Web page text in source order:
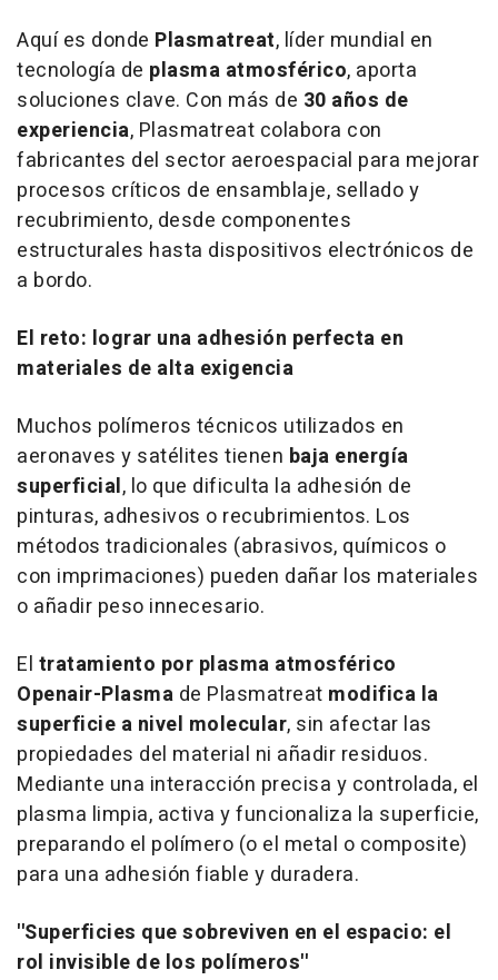
Aquí es donde Plasmatreat, líder mundial en
tecnología de plasma atmosférico, aporta
soluciones clave. Con más de 30 años de
experiencia, Plasmatreat colabora con
fabricantes del sector aeroespacial para mejorar
procesos críticos de ensamblaje, sellado y
recubrimiento, desde componentes
estructurales hasta dispositivos electrónicos de
a bordo.
El reto: lograr una adhesión perfecta en
materiales de alta exigencia
Muchos polímeros técnicos utilizados en
aeronaves y satélites tienen baja energía
superficial, lo que dificulta la adhesión de
pinturas, adhesivos o recubrimientos. Los
métodos tradicionales (abrasivos, químicos o
con imprimaciones) pueden dañar los materiales
o añadir peso innecesario.
El tratamiento por plasma atmosférico
Openair-Plasma de Plasmatreat modifica la
superficie a nivel molecular, sin afectar las
propiedades del material ni añadir residuos.
Mediante una interacción precisa y controlada, el
plasma limpia, activa y funcionaliza la superficie,
preparando el polímero (o el metal o composite)
para una adhesión fiable y duradera.
''Superficies que sobreviven en el espacio: el
rol invisible de los polímeros''